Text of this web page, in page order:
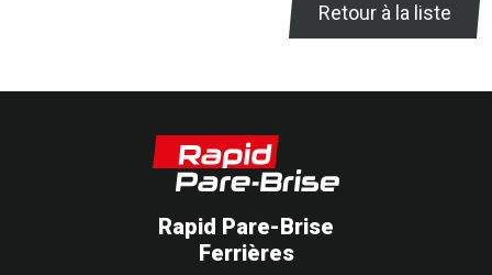
Retour à la liste
Rapid Pare-Brise
Ferrières